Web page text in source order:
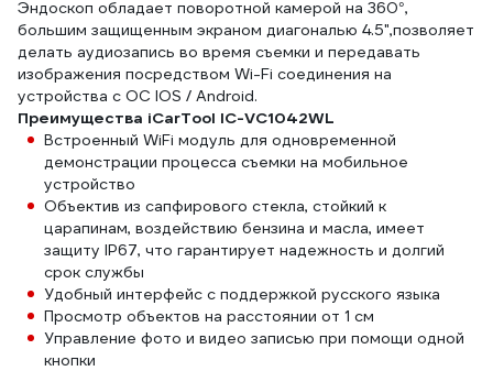
Эндоскоп обладает поворотной камерой на 360°,
большим защищенным экраном диагональю 4.5",позволяет
делать аудиозапись во время съемки и передавать
изображения посредством Wi-Fi соединения на
устройства с ОС IOS / Android.
Преимущества iCarTool IC-VC1042WL
Встроенный WiFi модуль для одновременной
демонстрации процесса съемки на мобильное
устройство
Объектив из сапфирового стекла, стойкий к
царапинам, воздействию бензина и масла, имеет
защиту IP67, что гарантирует надежность и долгий
срок службы
Удобный интерфейс с поддержкой русского языка
Просмотр объектов на расстоянии от 1 см
Управление фото и видео записью при помощи одной
кнопки